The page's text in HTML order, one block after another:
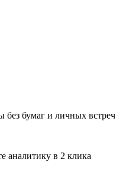
без бумаг и личных встреч
аналитику в 2 клика